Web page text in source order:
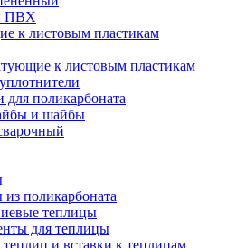
ПВХ
к листовым пластикам
к листовым пластикам
поликарбоната
и шайбы
поликарбоната
теплицы
для теплицы
и вставки к теплицам